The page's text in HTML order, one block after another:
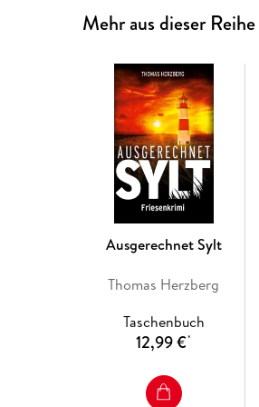
Mehr aus dieser Reihe
Ausgerechnet Sylt
Thomas Herzberg
Taschenbuch
12,99 €*